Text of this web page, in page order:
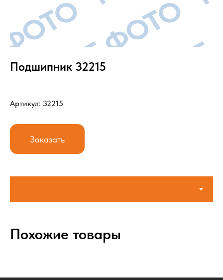
Подшипник 32215
Артикул: 32215
Заказать
Похожие товары